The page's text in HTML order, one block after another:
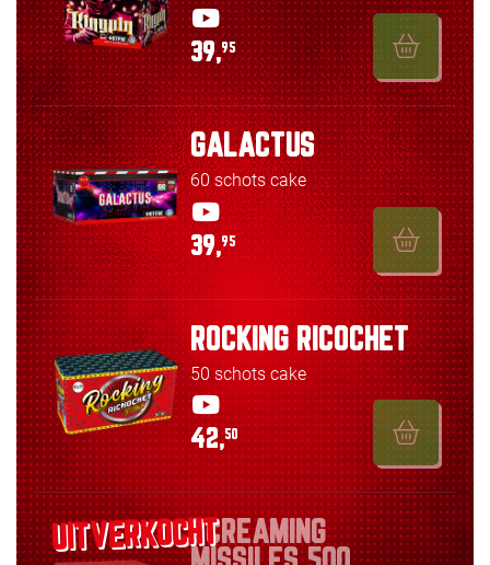
39,95
GALACTUS
60 schots cake
39,95
ROCKING RICOCHET
50 schots cake
42,50
SCREAMING